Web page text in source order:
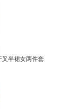
半裙女两件套